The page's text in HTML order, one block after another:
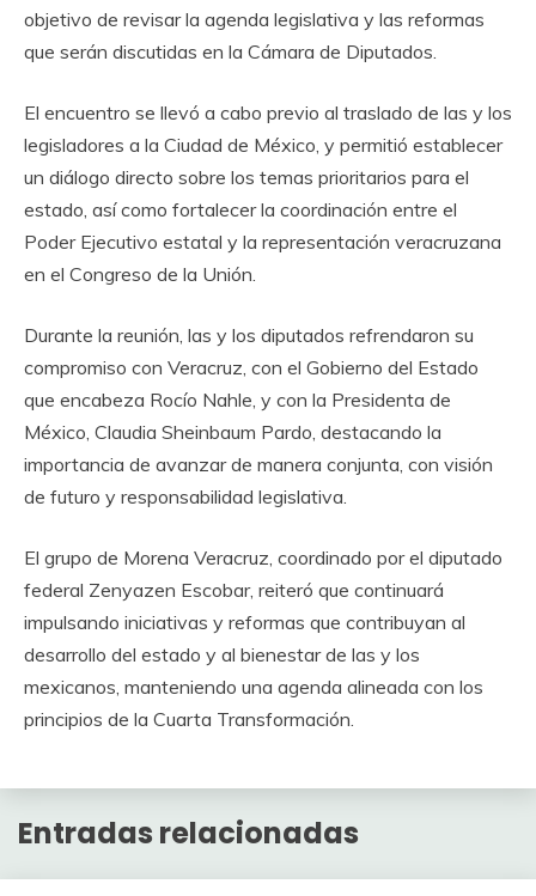
objetivo de revisar la agenda legislativa y las reformas
que serán discutidas en la Cámara de Diputados.
El encuentro se llevó a cabo previo al traslado de las y los
legisladores a la Ciudad de México, y permitió establecer
un diálogo directo sobre los temas prioritarios para el
estado, así como fortalecer la coordinación entre el
Poder Ejecutivo estatal y la representación veracruzana
en el Congreso de la Unión.
Durante la reunión, las y los diputados refrendaron su
compromiso con Veracruz, con el Gobierno del Estado
que encabeza Rocío Nahle, y con la Presidenta de
México, Claudia Sheinbaum Pardo, destacando la
importancia de avanzar de manera conjunta, con visión
de futuro y responsabilidad legislativa.
El grupo de Morena Veracruz, coordinado por el diputado
federal Zenyazen Escobar, reiteró que continuará
impulsando iniciativas y reformas que contribuyan al
desarrollo del estado y al bienestar de las y los
mexicanos, manteniendo una agenda alineada con los
principios de la Cuarta Transformación.
Entradas relacionadas